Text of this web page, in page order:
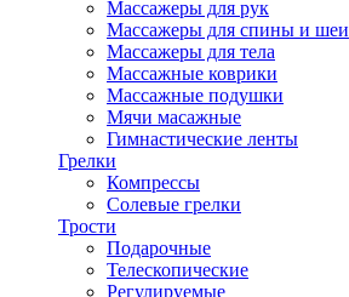
Массажеры для рук
Массажеры для спины и шеи
Массажеры для тела
Массажные коврики
Массажные подушки
Мячи масажные
Гимнастические ленты
Грелки
Компрессы
Солевые грелки
Трости
Подарочные
Телескопические
Регулируемые